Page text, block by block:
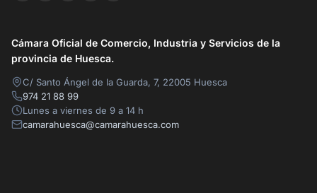
Cámara Oficial de Comercio, Industria y Servicios de la
provincia de Huesca.
C/ Santo Ángel de la Guarda, 7, 22005 Huesca
974 21 88 99
Lunes a viernes de 9 a 14 h
camarahuesca@camarahuesca.com